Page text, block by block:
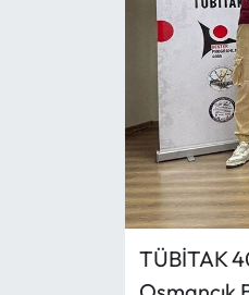
TÜBİTAK
İskilip Haberleri
Kargı Haberleri
Kimdir?
Kültür Sanat
Laçin Haberleri